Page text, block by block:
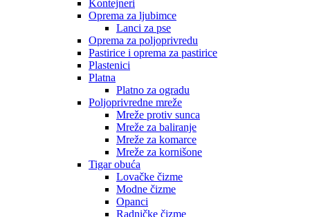
Kontejneri
Oprema za ljubimce
Lanci za pse
Oprema za poljoprivredu
Pastirice i oprema za pastirice
Plastenici
Platna
Platno za ogradu
Poljoprivredne mreže
Mreže protiv sunca
Mreže za baliranje
Mreže za komarce
Mreže za kornišone
Tigar obuća
Lovačke čizme
Modne čizme
Opanci
Radničke čizme